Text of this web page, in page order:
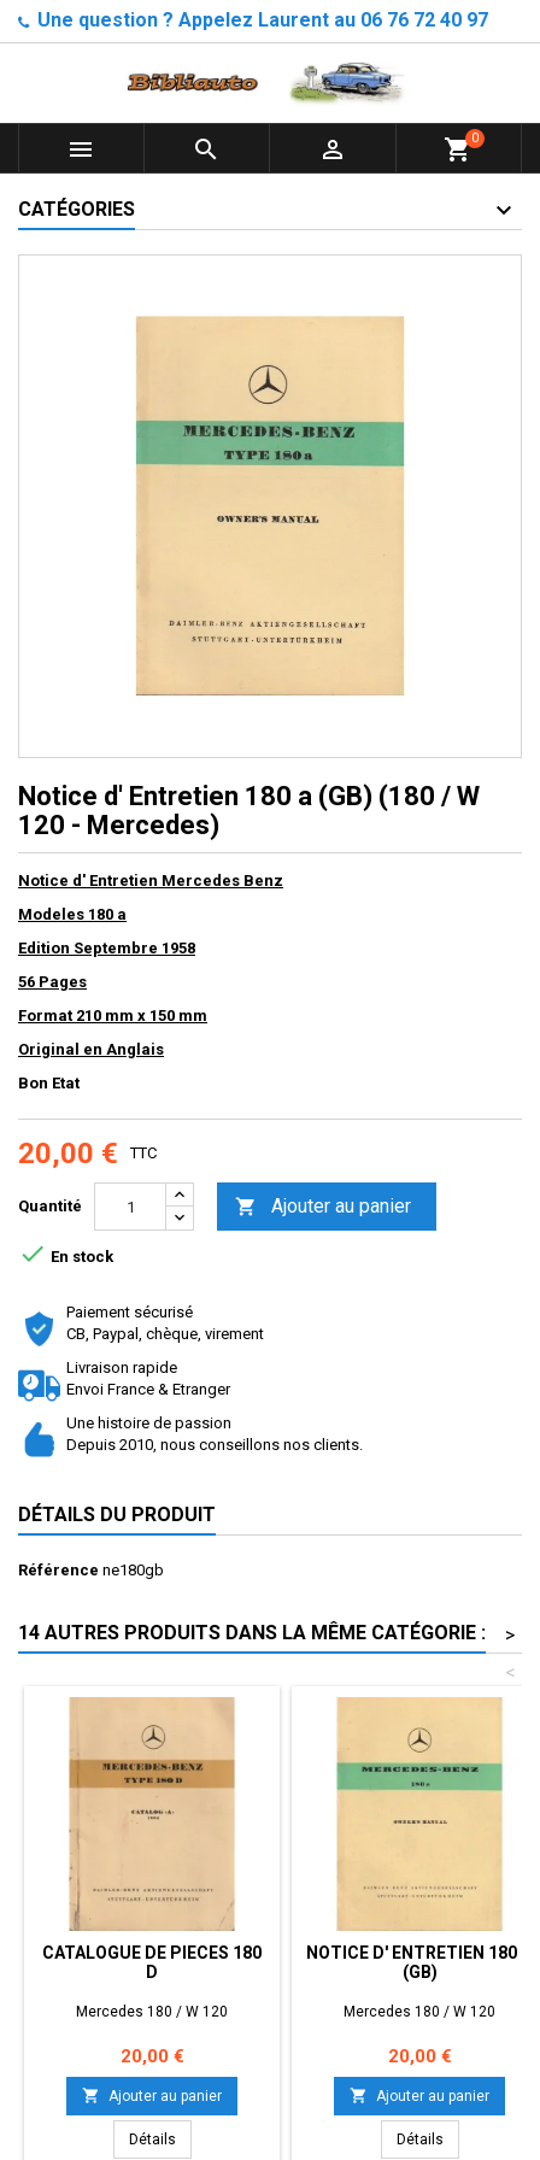
Une question ? Appelez Laurent au 06 76 72 40 97
   shopping_cart0
CATÉGORIES
Notice d' Entretien 180 a (GB) (180 / W
120 - Mercedes)
Notice d' Entretien Mercedes Benz
Modeles 180 a
Edition Septembre 1958
56 Pages
Format 210 mm x 150 mm
Original en Anglais
Bon Etat
20,00 € TTC
Quantité  Ajouter au panier
 En stock
Paiement sécurisé
CB, Paypal, chèque, virement
Livraison rapide
Envoi France & Etranger
Une histoire de passion
Depuis 2010, nous conseillons nos clients.
DÉTAILS DU PRODUIT
Référence ne180gb
14 AUTRES PRODUITS DANS LA MÊME CATÉGORIE :
>
<
CATALOGUE DE PIECES 180
D
Mercedes 180 / W 120
Prix
20,00 €
 Ajouter au panier
Détails
NOTICE D' ENTRETIEN 180 C
(GB)
Mercedes 180 / W 120
Prix
20,00 €
 Ajouter au panier
Détails